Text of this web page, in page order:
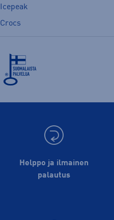
Icepeak
Crocs
Helppo ja ilmainen
palautus